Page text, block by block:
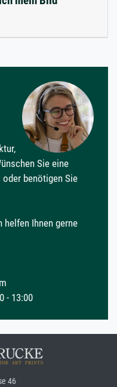
Sie eine
oder benötigen Sie
helfen Ihnen gerne
- 13:00
46